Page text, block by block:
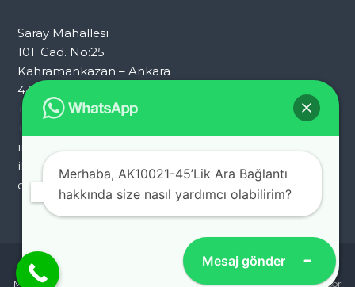
Saray Mahallesi
101. Cad. No:25
Kahramankazan – Ankara
444 7 054
+90 312 353 25 72
+90 312 353 25 92
info@ademkocplastik.com.tr
ihracat@ademkocplastik.com.tr
export@ademkocplastik.com.tr
Copyright © 2026 Adem Koç Plastik.Her hakkı saklıdır. Ticari
Markalarımız :
Gamo Okul Mobilyaları Adem Koç Plastik Fialift Asansör
Merhaba, AK10021-45’Lik Ara Bağlantı
hakkında size nasıl yardımcı olabilirim?
Mesaj gönder